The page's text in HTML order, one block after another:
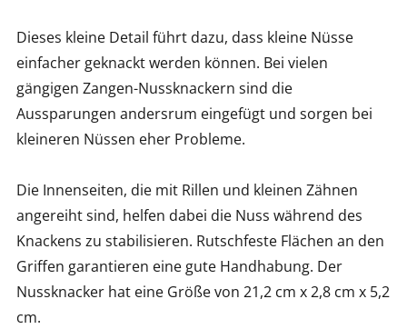
Dieses kleine Detail führt dazu, dass kleine Nüsse
einfacher geknackt werden können. Bei vielen
gängigen Zangen-Nussknackern sind die
Aussparungen andersrum eingefügt und sorgen bei
kleineren Nüssen eher Probleme.
Die Innenseiten, die mit Rillen und kleinen Zähnen
angereiht sind, helfen dabei die Nuss während des
Knackens zu stabilisieren. Rutschfeste Flächen an den
Griffen garantieren eine gute Handhabung. Der
Nussknacker hat eine Größe von 21,2 cm x 2,8 cm x 5,2
cm.